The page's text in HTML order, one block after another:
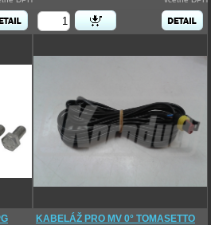
KABELÁŽ PRO MV 0° TOMASETTO